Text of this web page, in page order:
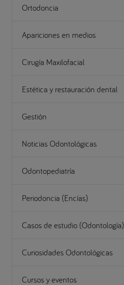
Ortodoncia
Apariciones en medios
Cirugía Maxilofacial
Estética y restauración dental
Gestión
Noticias Odontológicas
Odontopediatría
Periodoncia (Encías)
Casos de estudio (Odontología)
Curiosidades Odontológicas
Cursos y eventos